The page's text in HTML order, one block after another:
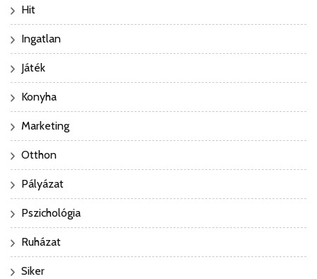
Hit
Ingatlan
Játék
Konyha
Marketing
Otthon
Pályázat
Pszichológia
Ruházat
Siker